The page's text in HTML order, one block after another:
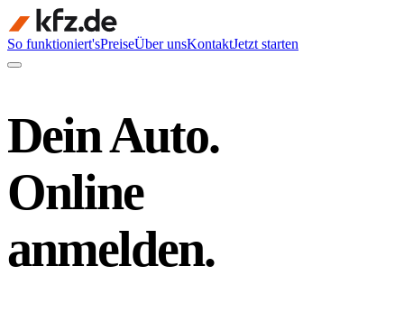
So funktioniert'sPreiseÜber unsKontaktJetzt starten
Dein Auto.
Online
anmelden.